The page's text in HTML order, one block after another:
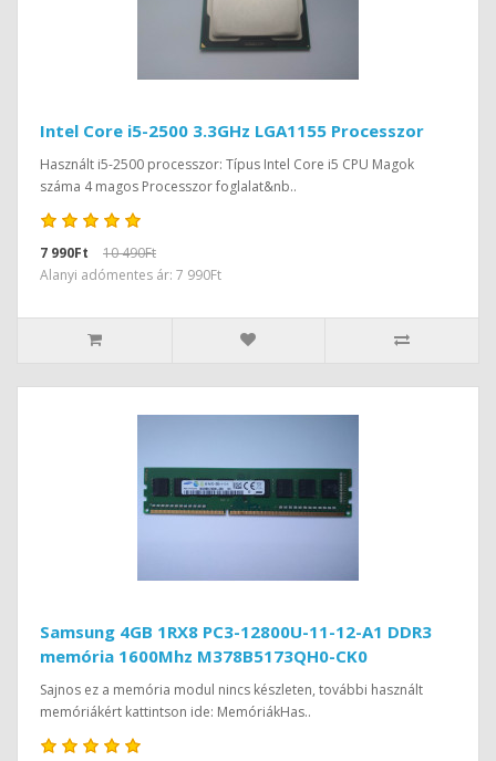
Intel Core i5-2500 3.3GHz LGA1155 Processzor
Használt i5-2500 processzor: Típus Intel Core i5 CPU Magok
száma 4 magos Processzor foglalat&nb..
7 990Ft
10 490Ft
Alanyi adómentes ár: 7 990Ft
Samsung 4GB 1RX8 PC3-12800U-11-12-A1 DDR3
memória 1600Mhz M378B5173QH0-CK0
Sajnos ez a memória modul nincs készleten, további használt
memóriákért kattintson ide: MemóriákHas..